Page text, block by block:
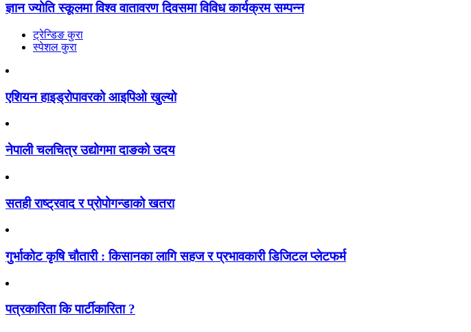
ज्ञान ज्योति स्कूलमा विश्व वातावरण दिवसमा विविध कार्यक्रम सम्पन्न
ट्रेन्डिङ कुरा
स्पेशल कुरा
एशियन हाइड्रोपावरको आइपिओ खुल्यो
नेपाली चलचित्र उद्योगमा दाङको उदय
सतही राष्ट्रवाद र प्रोपोगन्डाको खतरा
गुर्भाकोट कृषि चौतारी : किसानका लागि सहज र प्रभावकारी डिजिटल प्लेटफर्म
पत्रकारिता कि पार्टीकारिता ?